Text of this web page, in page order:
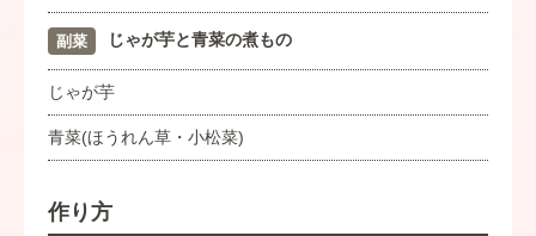
副菜 じゃが芋と青菜の煮もの
じゃが芋
青菜(ほうれん草・小松菜)
作り方